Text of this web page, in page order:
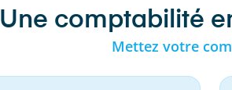
Une comptabilité
Mettez votre